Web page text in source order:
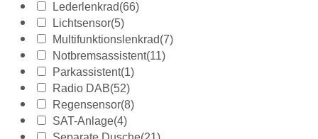
Lederlenkrad(66)
Lichtsensor(5)
Multifunktionslenkrad(7)
Notbremsassistent(11)
Parkassistent(1)
Radio DAB(52)
Regensensor(8)
SAT-Anlage(4)